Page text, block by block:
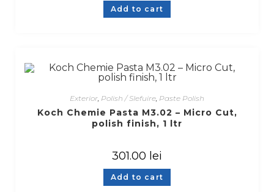
Add to cart
Exterior, Polish / Slefuire, Paste Polish
Koch Chemie Pasta M3.02 – Micro Cut,
polish finish, 1 ltr
301.00 lei
Add to cart